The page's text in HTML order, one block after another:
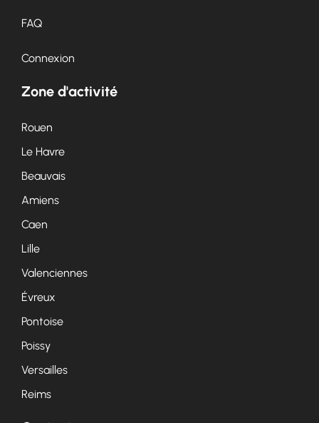
FAQ
Connexion
Zone d'activité
Rouen
Le Havre
Beauvais
Amiens
Caen
Lille
Valenciennes
Évreux
Pontoise
Poissy
Versailles
Reims